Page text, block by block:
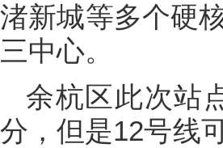
渚新城等多个硬
三中心。
余杭区此次站
分，但是12号线